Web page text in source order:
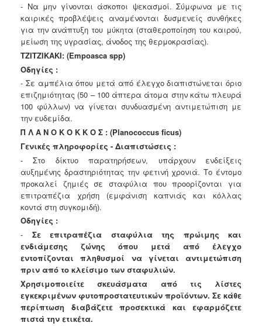
- Να μην γίνονται άσκοποι ψεκασμοί. Σύμφωνα με τις
καιρικές προβλέψεις αναμένονται δυσμενείς συνθήκες
για την ανάπτυξη του μύκητα (σταθεροποίηση του καιρού,
μείωση της υγρασίας, άνοδος της θερμοκρασίας).
TZITZIKAKI: (Empoasca spp)
Οδηγίες :
- Σε αμπέλια όπου μετά από έλεγχο διαπιστώνεται όριο
επιζημιότητας (50 – 100 άπτερα άτομα στην κάτω πλευρά
100 φύλλων) να γίνεται συνδυασμένη αντιμετώπιση με
την ευδεμίδα.
Π Λ Α Ν Ο Κ Ο Κ Κ Ο Σ : (Planococcus ficus)
Γενικές πληροφορίες - Διαπιστώσεις :
- Στο δίκτυο παρατηρήσεων, υπάρχουν ενδείξεις
αυξημένης δραστηριότητας την φετινή χρονιά. Το έντομο
προκαλεί ζημιές σε σταφύλια που προορίζονται για
επιτραπέζια χρήση (εμφάνιση καπνιάς και κόλλας
κοντά στη συγκομιδή).
Οδηγίες :
- Σε επιτραπέζια σταφύλια της πρώιμης και
ενδιάμεσης ζώνης όπου μετά
από έλεγχο
εντοπίζονται πληθυσμοί να γίνεται αντιμετώπιση
πριν από το κλείσιμο των σταφυλιών.
Χρησιμοποιείτε σκευάσματα από τις λίστες
εγκεκριμένων φυτοπροστατευτικών προϊόντων. Σε κάθε
περίπτωση διαβάζετε προσεκτικά και εφαρμόζετε
πιστά την ετικέτα.